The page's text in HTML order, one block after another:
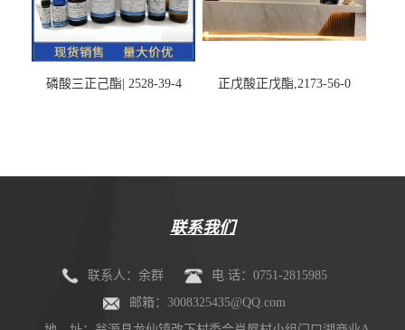
磷酸三正己酯| 2528-39-4 正戊酸正戊酯,2173-56-0
联系我们
联系人：余群
电 话：0751-2815985
邮箱：3008325435@QQ.com